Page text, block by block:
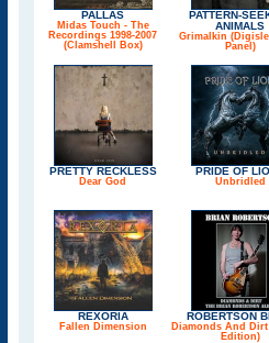
PALLAS
Midas Touch - The
Recordings 1998-2007
(Clamshell Box)
PATTERN-
ANIMALS
Grimalkin
Panel)
PRETTY RECKLESS
Dear God
PRIDE OF
Unbridled
REXORIA
Fallen Dimension
ROBERTSON
Diamonds And
Edition)